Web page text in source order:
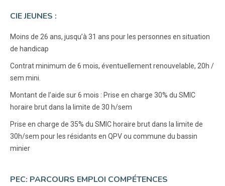
CIE JEUNES :
Moins de 26 ans, jusqu’à 31 ans pour les personnes en situation
de handicap
Contrat minimum de 6 mois, éventuellement renouvelable, 20h /
sem mini.
Montant de l’aide sur 6 mois : Prise en charge 30% du SMIC
horaire brut dans la limite de 30 h/sem
Prise en charge de 35% du SMIC horaire brut dans la limite de
30h/sem pour les résidants en QPV ou commune du bassin
minier
PEC: PARCOURS EMPLOI COMPÉTENCES